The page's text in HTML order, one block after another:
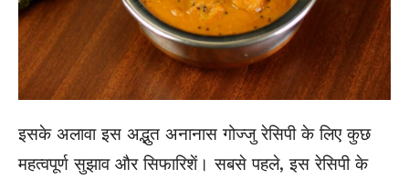
इसके अलावा इस अद्भुत अनानास गोज्जु रेसिपी के लिए कुछ
महत्वपूर्ण सुझाव और सिफारिशें। सबसे पहले, इस रेसिपी के